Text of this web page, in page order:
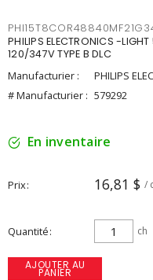
PHILIPS ELECTRONICS -
120/347V TYPE B DLC
Manufacturier :
PHILIPS
# Manufacturier : 579292
En inventaire
Prix 16,81 $ /
Quantité ch
AJOUTER AU
PANIER